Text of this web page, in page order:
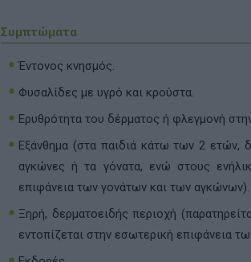
Συμπτώματα
Έντονος κνησμός.
Φυσαλίδες με υγρό και κρούστα.
Ερυθρότητα του δέρματος ή φλεγμονή
Εξάνθημα (στα παιδιά κάτω των 2 ετών,
αγκώνες ή τα γόνατα, ενώ στους
επιφάνεια των γονάτων και των αγκώνων).
Ξηρή, δερματοειδής περιοχή
εντοπίζεται στην εσωτερική επιφάνεια